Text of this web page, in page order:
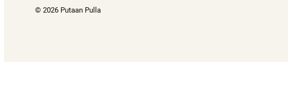
© 2026 Putaan Pulla